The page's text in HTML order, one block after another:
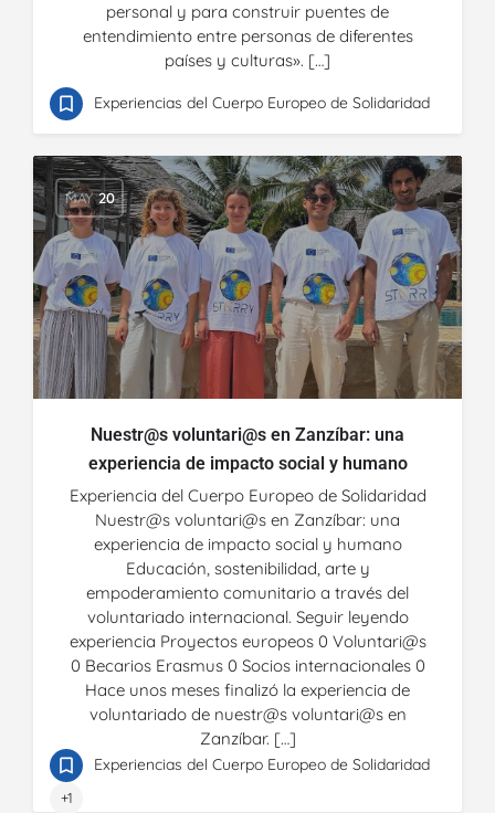
personal y para construir puentes de
entendimiento entre personas de diferentes
países y culturas». […]
Experiencias del Cuerpo Europeo de Solidaridad
MAY 20
Nuestr@s voluntari@s en Zanzíbar: una
experiencia de impacto social y humano
Experiencia del Cuerpo Europeo de Solidaridad
Nuestr@s voluntari@s en Zanzíbar: una
experiencia de impacto social y humano
Educación, sostenibilidad, arte y
empoderamiento comunitario a través del
voluntariado internacional. Seguir leyendo
experiencia Proyectos europeos 0 Voluntari@s
0 Becarios Erasmus 0 Socios internacionales 0
Hace unos meses finalizó la experiencia de
voluntariado de nuestr@s voluntari@s en
Zanzíbar. […]
Experiencias del Cuerpo Europeo de Solidaridad
+1